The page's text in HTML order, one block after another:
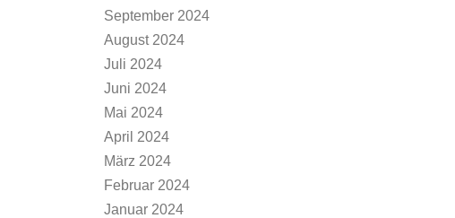
September 2024
August 2024
Juli 2024
Juni 2024
Mai 2024
April 2024
März 2024
Februar 2024
Januar 2024